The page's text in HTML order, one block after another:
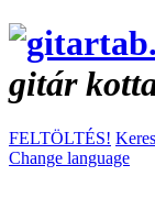
gitár
FELTÖLTÉS!
Change language